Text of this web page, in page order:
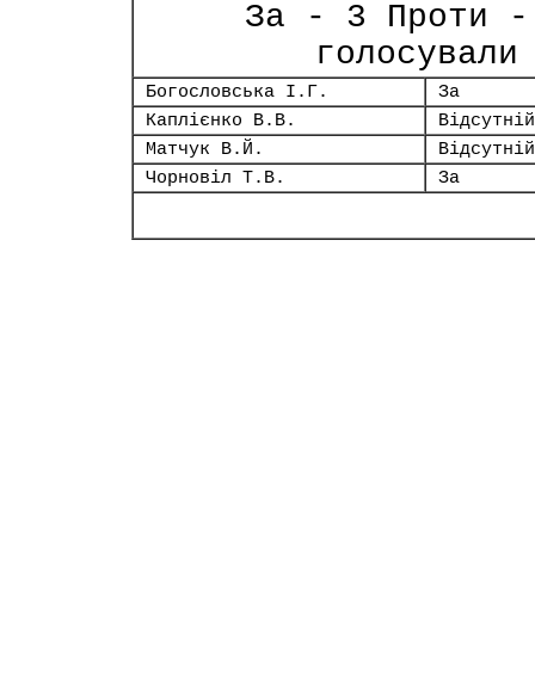
За - 3 Проти -
Богословська І.Г.
За
Каплієнко В.В.
Відсутній
Матчук В.Й.
Відсутній
Чорновіл Т.В.
За